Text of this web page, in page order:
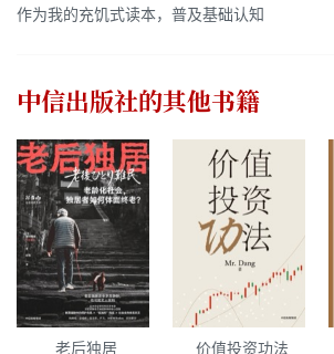
作为我的充饥式读本，普及基础认知
中信出版社的其他书籍
老后独居 价值投资功法